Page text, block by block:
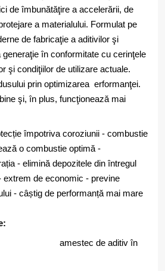
de îmbunătăţire a accelerării, de
a materialului. Formulat pe
de fabricaţie a aditivilor şi
în conformitate cu cerinţele
şi condiţiilor de utilizare actuale.
prin optimizarea erformanţei.
şi, în plus, funcţionează mai
împotriva coroziunii - combustie
o combustie optimă -
- elimină depozitele din întregul
extrem de economic - previne
- câștig de performanță mai mare
de aditiv în